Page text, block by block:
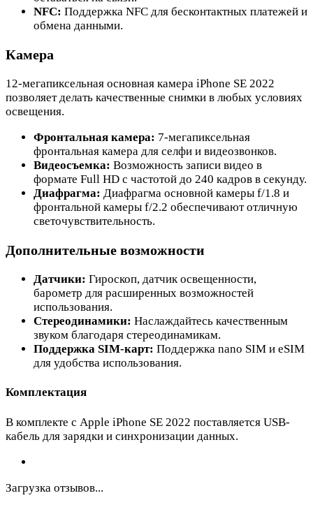
NFC: Поддержка NFC для бесконтактных платежей и
обмена данными.
Камера
12-мегапиксельная основная камера iPhone SE 2022
позволяет делать качественные снимки в любых условиях
освещения.
Фронтальная камера: 7-мегапиксельная
фронтальная камера для селфи и видеозвонков.
Видеосъемка: Возможность записи видео в
формате Full HD с частотой до 240 кадров в секунду.
Диафрагма: Диафрагма основной камеры f/1.8 и
фронтальной камеры f/2.2 обеспечивают отличную
светочувствительность.
Дополнительные возможности
Датчики: Гироскоп, датчик освещенности,
барометр для расширенных возможностей
использования.
Стереодинамики: Наслаждайтесь качественным
звуком благодаря стереодинамикам.
Поддержка SIM-карт: Поддержка nano SIM и eSIM
для удобства использования.
Комплектация
В комплекте с Apple iPhone SE 2022 поставляется USB-
кабель для зарядки и синхронизации данных.
Загрузка отзывов...